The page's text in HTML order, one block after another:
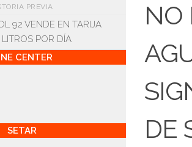
NO
DE
PREVIA
92 VENDE EN TARIJA
POR DÍA
CENTER
SETAR